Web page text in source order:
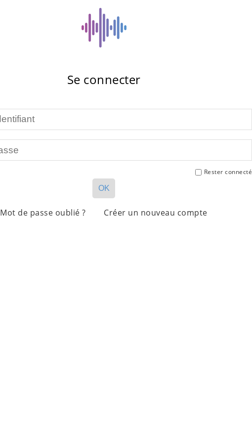
Se connecter
Rester connecté
OK
Mot de passe oublié ? Créer un nouveau compte